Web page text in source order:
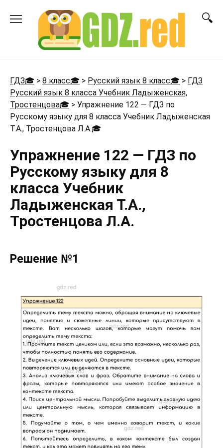
ГДЗ🎓 > 8 класс🎓 > Русский язык 8 класс🎓 > ГДЗ
Русский язык 8 класса Учебник Ладыженская,
Тростенцова🎓 > Упражнение 122 — ГДЗ по
Русскому языку для 8 класса Учебник Ладыженская
Т.А., Тростенцова Л.А.🎓
Упражнение 122 — ГДЗ по
Русскому языку для 8
класса Учебник
Ладыженская Т.А.,
Тростенцова Л.А.
Решение №1